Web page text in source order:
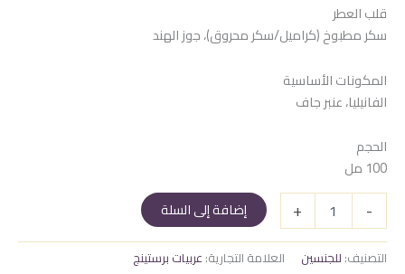
قلب العطر
سكر مطبوخ (كراميل/سكر محروق)، جوز الهند
المكونات الأساسية
الفانيليا، عنبر جاف
الحجم
100 مل
-
كمية
فوندو + إضافة إلى السلة
التصنيف: للجنسين العلامة التجارية:عربيات برستينج